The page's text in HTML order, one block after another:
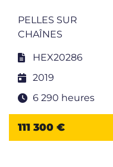
PELLES SUR
CHAÎNES
HEX20286
2019
6 290 heures
111 300 €